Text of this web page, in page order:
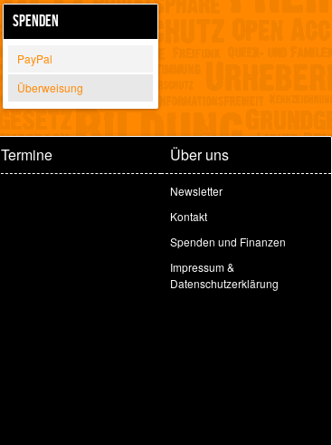
SPENDEN
PayPal
Überweisung
Termine Über uns
Newsletter
Kontakt
Spenden und Finanzen
Impressum &
Datenschutzerklärung